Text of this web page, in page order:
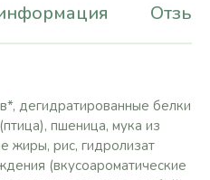
дегидратированные белки
пшеница, мука из
жиры, рис, гидролизат
(вкусоароматические